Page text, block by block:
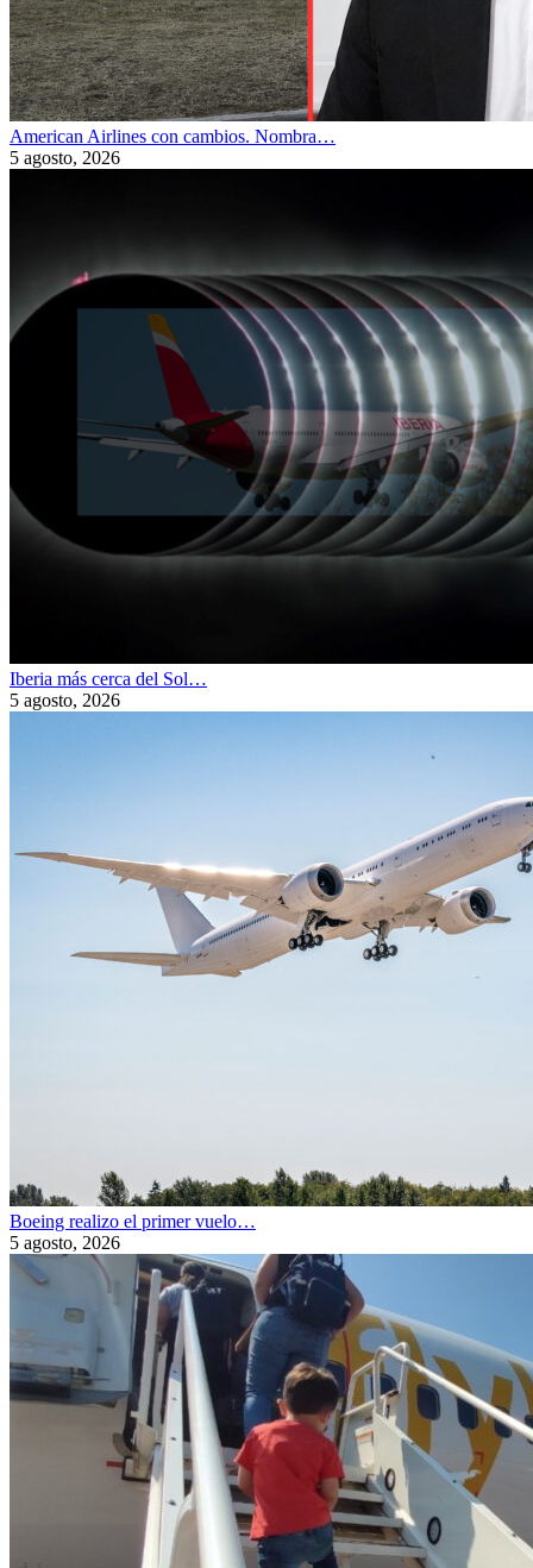
American Airlines con cambios. Nombra…
5 agosto, 2026
Iberia más cerca del Sol…
5 agosto, 2026
Boeing realizo el primer vuelo…
5 agosto, 2026